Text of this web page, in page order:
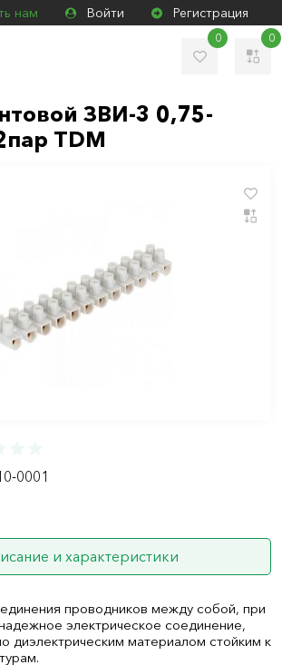
нам Войти Регистрация
0 0
ЗВИ-3 0,75-
TDM
0001
и характеристики
проводников между собой, при
электрическое соединение,
диэлектрическим материалом стойким к